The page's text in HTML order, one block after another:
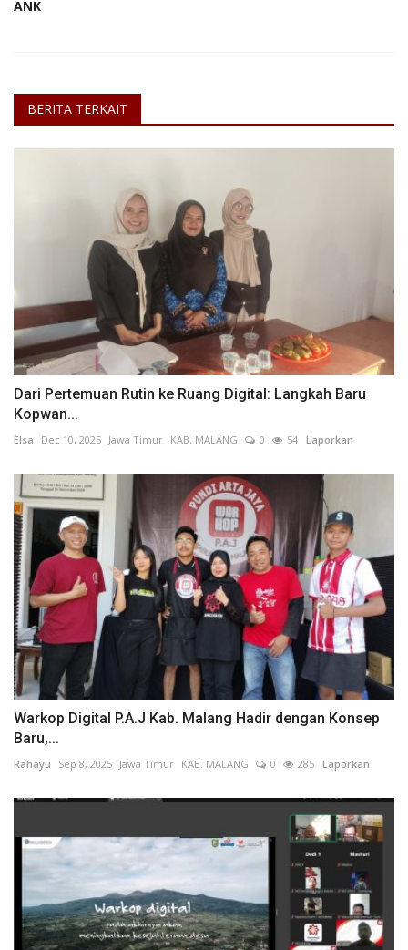
ANK
BERITA TERKAIT
Dari Pertemuan Rutin ke Ruang Digital: Langkah Baru
Kopwan...
Elsa Dec 10, 2025 Jawa Timur KAB. MALANG 0 54 Laporkan
Warkop Digital P.A.J Kab. Malang Hadir dengan Konsep
Baru,...
Rahayu Sep 8, 2025 Jawa Timur KAB. MALANG 0 285 Laporkan